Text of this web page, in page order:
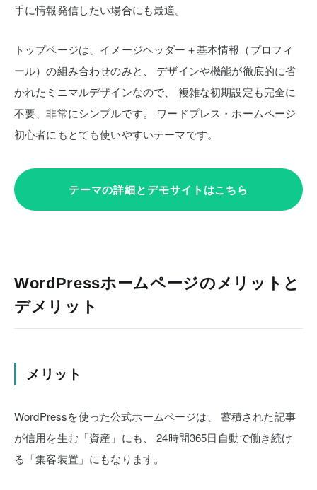
手に情報発信したい場合にも最適。
トップページは、イメージヘッダー＋基本情報（プロフィ
ール）の組み合わせのみと、
デザインや機能が徹底的に省
かれたミニマルデザインなので、
複雑な初期設定も完全に
不要、非常にシンプルです。
ワードプレス・ホームページ
初心者にもとても使いやすいテーマです。
テーマの詳細とデモサイトはこちら
WordPressホームページのメリットと
デメリット
メリット
WordPressを使った公式ホームページは、
蓄積された記事
が信用を生む「資産」にも、
24時間365日自動で働き続け
る「集客装置」にもなります。